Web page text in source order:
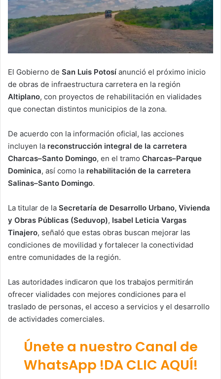
El Gobierno de San Luis Potosí anunció el próximo inicio
de obras de infraestructura carretera en la región
Altiplano, con proyectos de rehabilitación en vialidades
que conectan distintos municipios de la zona.
De acuerdo con la información oficial, las acciones
incluyen la reconstrucción integral de la carretera
Charcas–Santo Domingo, en el tramo Charcas–Parque
Dominica, así como la rehabilitación de la carretera
Salinas–Santo Domingo.
La titular de la Secretaría de Desarrollo Urbano, Vivienda
y Obras Públicas (Seduvop), Isabel Leticia Vargas
Tinajero, señaló que estas obras buscan mejorar las
condiciones de movilidad y fortalecer la conectividad
entre comunidades de la región.
Las autoridades indicaron que los trabajos permitirán
ofrecer vialidades con mejores condiciones para el
traslado de personas, el acceso a servicios y el desarrollo
de actividades comerciales.
Únete a nuestro Canal de
WhatsApp !DA CLIC AQUÍ!